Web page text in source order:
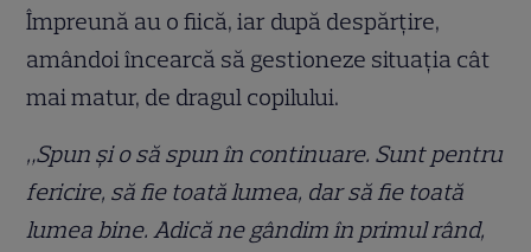
Împreună au o fiică, iar după despărțire,
amândoi încearcă să gestioneze situația cât
mai matur, de dragul copilului.
„Spun și o să spun în continuare. Sunt pentru
fericire, să fie toată lumea, dar să fie toată
lumea bine. Adică ne gândim în primul rând,